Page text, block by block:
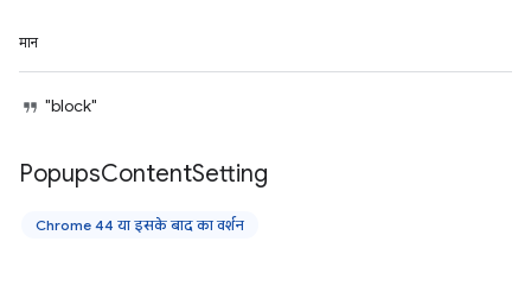
मान
"block"
PopupsContentSetting
Chrome 44 या इसके बाद का वर्शन